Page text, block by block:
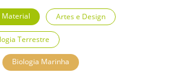
Material Artes e Design
Terrestre
Biologia Marinha